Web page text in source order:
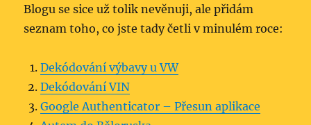
Blogu se sice už tolik nevěnuji, ale přidám
seznam toho, co jste tady četli v minulém roce:
Dekódování výbavy u VW
Dekódování VIN
Google Authenticator – Přesun aplikace